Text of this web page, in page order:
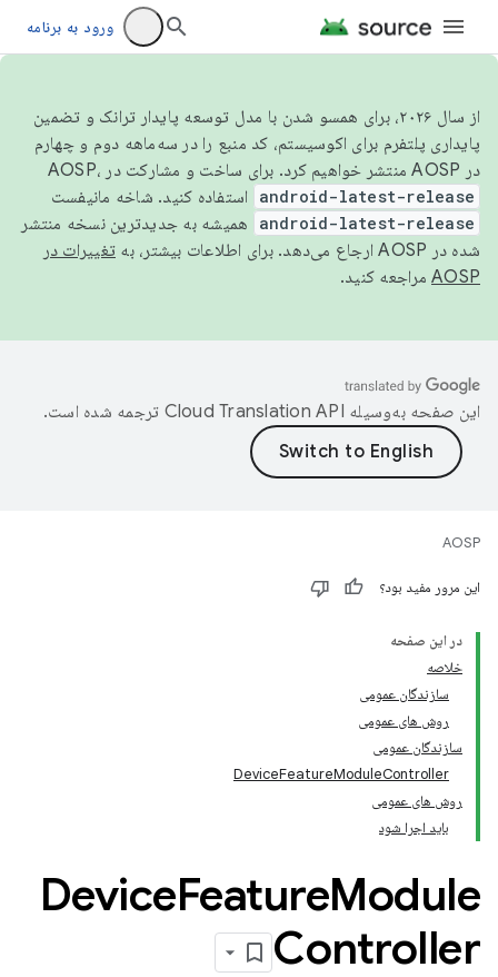
ورود به برنامه
از سال ۲۰۲۶، برای همسو شدن با مدل توسعه پایدار ترانک و تضمین
پایداری پلتفرم برای اکوسیستم، کد منبع را در سه‌ماهه دوم و چهارم
در AOSP منتشر خواهیم کرد. برای ساخت و مشارکت در AOSP،
android-latest-release استفاده کنید. شاخه مانیفست
android-latest-release
همیشه به جدیدترین نسخه منتشر
شده در AOSP ارجاع می‌دهد. برای اطلاعات بیشتر، به
تغییرات در
AOSP مراجعه کنید.
این صفحه به‌وسیله ترجمه شده است.
AOSP
این مرور مفید بود؟
در این صفحه
خلاصه
سازندگان عمومی
روش های عمومی
سازندگان عمومی
DeviceFeatureModuleController
روش های عمومی
باید اجرا شود
DeviceFeatureModule
Controller